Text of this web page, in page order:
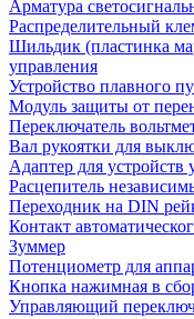
Арматура
Распределительный
Шильдик (пластинка
управления
Устройство плавного
Модуль защиты от
Переключатель
Вал рукоятки для
Адаптер для устройств
Расцепитель
Переходник на DIN
Контакт
Зуммер
Потенциометр для
Кнопка нажимная в
Управляющий